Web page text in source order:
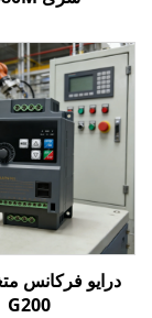
درایو فرکانس
G200